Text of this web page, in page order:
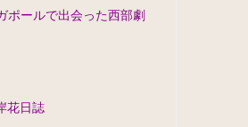
ポールで出会った西部劇
花日誌